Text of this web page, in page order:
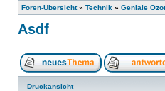
Foren-Übersicht» Technik » Geniale
Asdf
Druckansicht